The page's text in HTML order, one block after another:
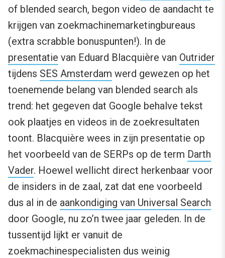
of blended search, begon video de aandacht te
krijgen van zoekmachinemarketingbureaus
(extra scrabble bonuspunten!). In de
presentatie van Eduard Blacquière van Outrider
tijdens SES Amsterdam werd gewezen op het
toenemende belang van blended search als
trend: het gegeven dat Google behalve tekst
ook plaatjes en videos in de zoekresultaten
toont. Blacquière wees in zijn presentatie op
het voorbeeld van de SERPs op de term Darth
Vader. Hoewel wellicht direct herkenbaar voor
de insiders in de zaal, zat dat ene voorbeeld
dus al in de aankondiging van Universal Search
door Google, nu zo’n twee jaar geleden. In de
tussentijd lijkt er vanuit de
zoekmachinespecialisten dus weinig